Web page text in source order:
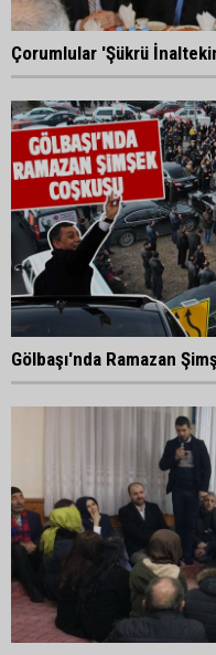
Çorumlular 'Şükrü
Gölbaşı'nda Ramazan